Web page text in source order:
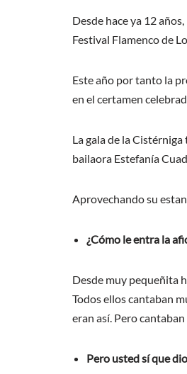
Desde hace ya 12
Festival Flamenco de
Este año por tanto la
en el certamen
La gala de la
bailaora Estefanía
Aprovechando su
¿Cómo le entra la
Desde muy pequeñita
Todos ellos cantaban
eran así. Pero
Pero usted sí que